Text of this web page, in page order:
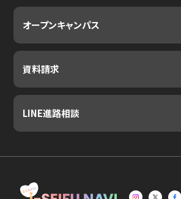
オープンキャンパス
資料請求
LINE進路相談